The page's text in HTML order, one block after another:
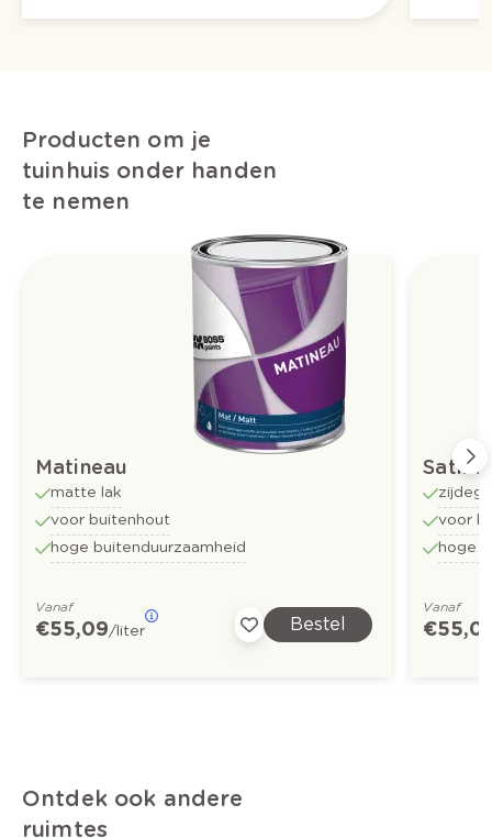
Producten om je
tuinhuis onder handen
te nemen
Matineau
matte lak
voor buitenhout
hoge buitenduurzaamheid
Vanaf
€ 55,09/liter Bestel
voor
hoge
Vanaf
€
Ontdek ook andere
ruimtes